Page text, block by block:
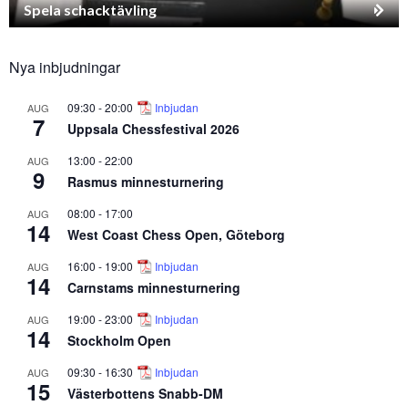
Spela schacktävling
Nya inbjudningar
AUG
7
09:30 -20:00 Inbjudan
Uppsala Chessfestival 2026
AUG
9
13:00 -22:00
Rasmus minnesturnering
AUG
14
08:00 - 17:00
West Coast Chess Open, Göteborg
AUG
14
16:00 - 19:00 Inbjudan
Carnstams minnesturnering
AUG
14
19:00 -23:00 Inbjudan
Stockholm Open
AUG
15
09:30 - 16:30 Inbjudan
Västerbottens Snabb-DM